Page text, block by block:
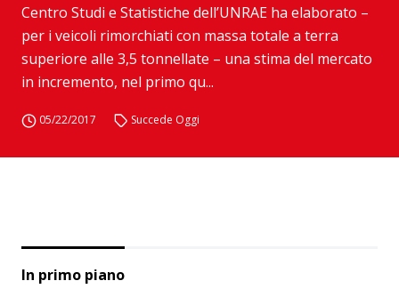
Centro Studi e Statistiche dell’UNRAE ha elaborato –
per i veicoli rimorchiati con massa totale a terra
superiore alle 3,5 tonnellate – una stima del mercato
in incremento, nel primo qu...
05/22/2017 Succede Oggi
In primo piano